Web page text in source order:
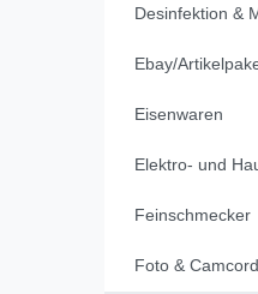
Desinfektion &
Ebay/
Eisenwaren
Elektro- und
Feinschmecker
Foto &